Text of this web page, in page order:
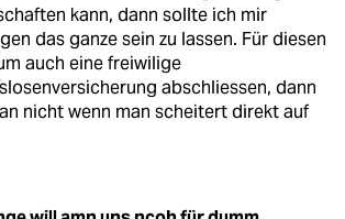
kann, dann sollte ich mir
das ganze sein zu lassen. Für diesen
auch eine freiwilige
abschliessen, dann
nicht wenn man scheitert direkt auf